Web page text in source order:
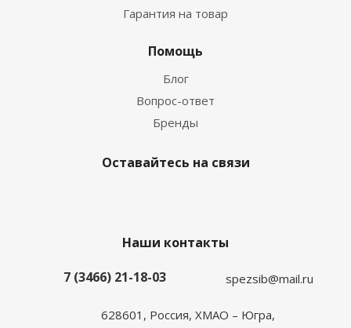
Гарантия на товар
Помощь
Блог
Вопрос-ответ
Бренды
Оставайтесь на связи
Наши контакты
7 (3466) 21-18-03
spezsib@mail.ru
628601, Россия, ХМАО – Югра,